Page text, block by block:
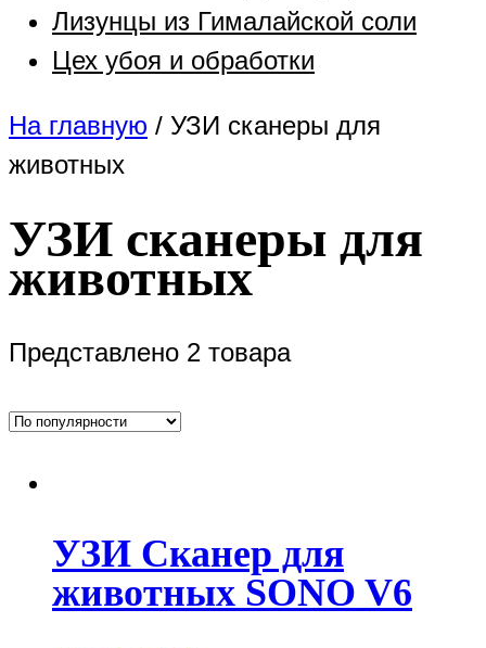
Лизунцы из Гималайской соли
Цех убоя и обработки
На главную / УЗИ сканеры для
животных
УЗИ сканеры для
животных
Представлено 2 товара
УЗИ Сканер для
животных SONO V6